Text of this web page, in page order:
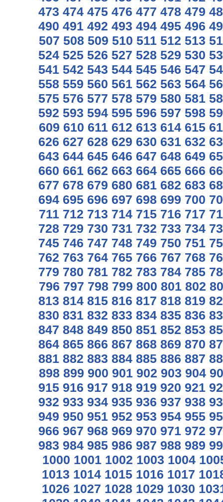
473 474 475 476 477 478 479
490 491 492 493 494 495 496
507 508 509 510 511 512 513
524 525 526 527 528 529 530
541 542 543 544 545 546 547
558 559 560 561 562 563 564
575 576 577 578 579 580 581
592 593 594 595 596 597 598
609 610 611 612 613 614 615
626 627 628 629 630 631 632
643 644 645 646 647 648 649
660 661 662 663 664 665 666
677 678 679 680 681 682 683
694 695 696 697 698 699 700
711 712 713 714 715 716 717
728 729 730 731 732 733 734
745 746 747 748 749 750 751
762 763 764 765 766 767 768
779 780 781 782 783 784 785
796 797 798 799 800 801 802
813 814 815 816 817 818 819
830 831 832 833 834 835 836
847 848 849 850 851 852 853
864 865 866 867 868 869 870
881 882 883 884 885 886 887
898 899 900 901 902 903 904
915 916 917 918 919 920 921
932 933 934 935 936 937 938
949 950 951 952 953 954 955
966 967 968 969 970 971 972
983 984 985 986 987 988 989
1000 1001 1002 1003 1004
1013 1014 1015 1016 1017
1026 1027 1028 1029 1030